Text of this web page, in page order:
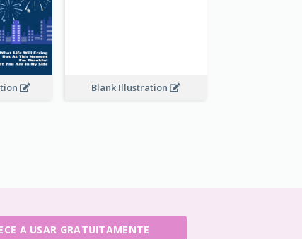
Blank Illustration
A USAR GRATUITAMENTE